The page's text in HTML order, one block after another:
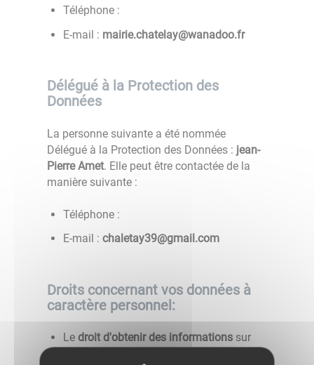
Téléphone :
E-mail : rf.oodanaw@yaletahc.eiriam
Délégué à la Protection des
Données
La personne suivante a été nommée
Délégué à la Protection des Données : jean-
Pierre Amet. Elle peut être contactée de la
manière suivante :
Téléphone :
E-mail : moc.liamg@93yatelahc
Droits concernant vos données à
caractère personnel:
Le droit d'obtenir des informations sur